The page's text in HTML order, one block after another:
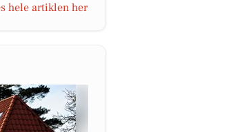
hele artiklen her